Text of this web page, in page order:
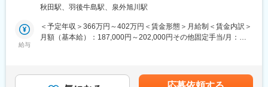
■業務の特徴：
主なお客様：飲食店や美容院、自動車ディーラーや不動産会社、
医療系の方とのお取引になります。
の発生は予定しておりません
秋田駅、羽後牛島駅、泉外旭川駅
給与
＜予定年収＞366万円～402万円＜賃金形態＞月給制＜賃金内訳＞
月額（基本給）：187,000円～202,000円その他固定手当/月：
無＞有＜残業手当＞有＜給与補足＞■その他固定手当：能力手当